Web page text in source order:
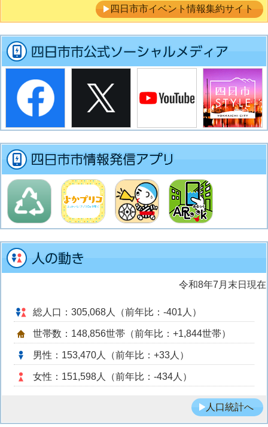
四日市市イベント情報集約サイト
令和8年7月末日現在
総人口：305,068人（前年比：-401人）
世帯数：148,856世帯（前年比：+1,844世帯）
男性：153,470人（前年比：+33人）
女性：151,598人（前年比：-434人）
人口統計へ